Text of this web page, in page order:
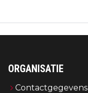
ORGANISATIE
Contactgegevens